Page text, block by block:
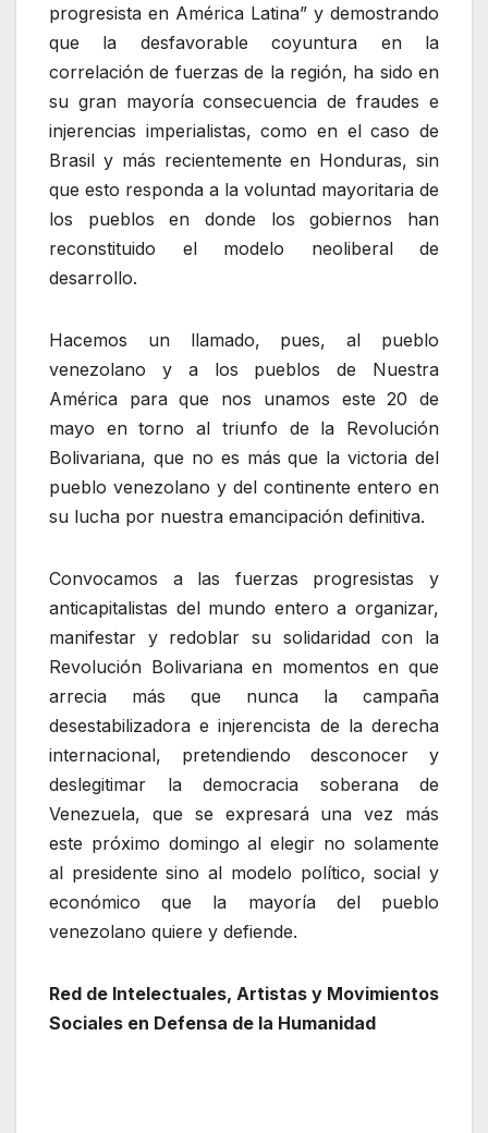
progresista en América Latina” y demostrando
que la desfavorable coyuntura en la
correlación de fuerzas de la región, ha sido en
su gran mayoría consecuencia de fraudes e
injerencias imperialistas, como en el caso de
Brasil y más recientemente en Honduras, sin
que esto responda a la voluntad mayoritaria de
los pueblos en donde los gobiernos han
reconstituido el modelo neoliberal de
desarrollo.
Hacemos un llamado, pues, al pueblo
venezolano y a los pueblos de Nuestra
América para que nos unamos este 20 de
mayo en torno al triunfo de la Revolución
Bolivariana, que no es más que la victoria del
pueblo venezolano y del continente entero en
su lucha por nuestra emancipación definitiva.
Convocamos a las fuerzas progresistas y
anticapitalistas del mundo entero a organizar,
manifestar y redoblar su solidaridad con la
Revolución Bolivariana en momentos en que
arrecia más que nunca la campaña
desestabilizadora e injerencista de la derecha
internacional, pretendiendo desconocer y
deslegitimar la democracia soberana de
Venezuela, que se expresará una vez más
este próximo domingo al elegir no solamente
al presidente sino al modelo político, social y
económico que la mayoría del pueblo
venezolano quiere y defiende.
Red de Intelectuales, Artistas y Movimientos
Sociales en Defensa de la Humanidad